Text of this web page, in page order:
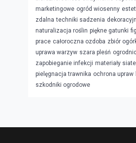
marketingowe ogród wiosenny
zdalna techniki sadzenia
naturalizacja roślin piękne gatunki
prace całoroczna ozdoba zbiór
uprawa warzyw szara pleśń
zapobieganie infekcji materiały
pielęgnacja trawnika ochrona upraw
szkodniki ogrodowe